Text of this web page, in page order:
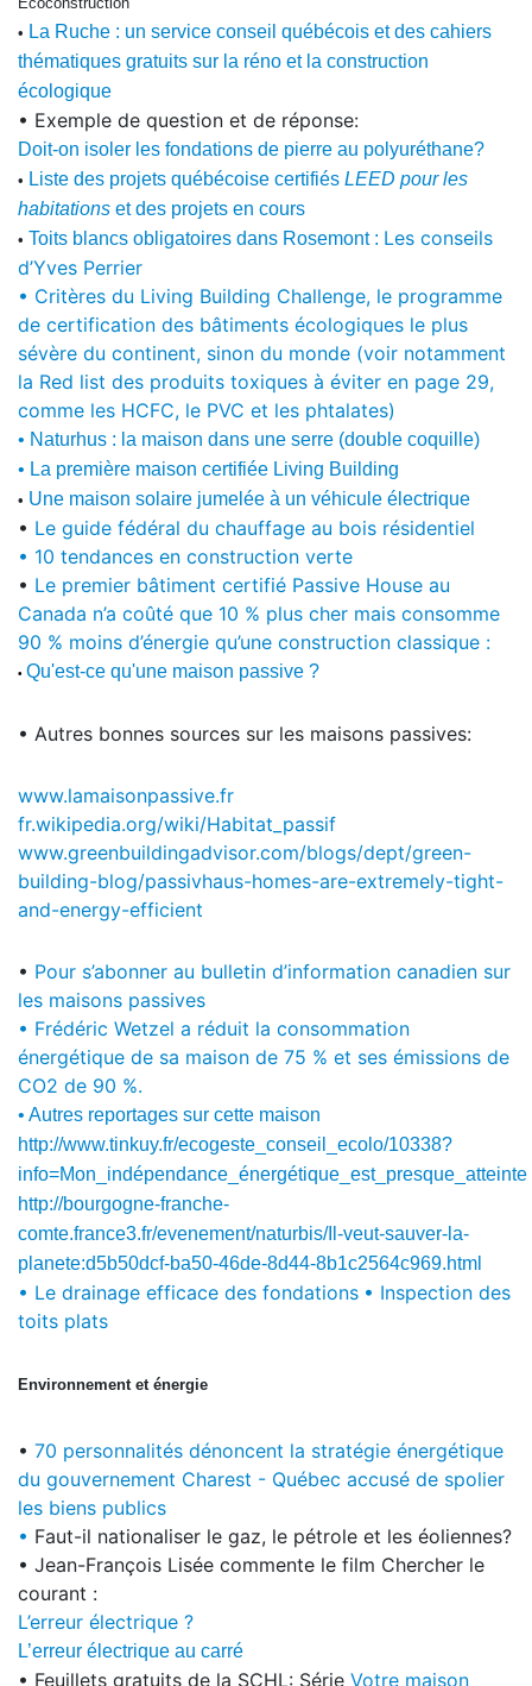
• La Ruche : un service conseil québécois et des cahiers
thématiques gratuits sur la réno et la construction
écologique
• Exemple de question et de réponse:
Doit-on isoler les fondations de pierre au polyuréthane?
• Liste des projets québécoise certifiés LEED pour les
habitations et des projets en cours
• Toits blancs obligatoires dans Rosemont : Les conseils
d’Yves Perrier
• Critères du Living Building Challenge, le programme
de certification des bâtiments écologiques le plus
sévère du continent, sinon du monde (voir notamment
la Red list des produits toxiques à éviter en page 29,
comme les HCFC, le PVC et les phtalates)
• Naturhus : la maison dans une serre (double coquille)
• La première maison certifiée Living Building
• Une maison solaire jumelée à un véhicule électrique
• Le guide fédéral du chauffage au bois résidentiel
• 10 tendances en construction verte
• Le premier bâtiment certifié Passive House au
Canada n’a coûté que 10 % plus cher mais consomme
90 % moins d’énergie qu’une construction classique :
• Qu'est-ce qu'une maison passive ?
• Autres bonnes sources sur les maisons passives:
www.lamaisonpassive.fr
fr.wikipedia.org/wiki/Habitat_passif
www.greenbuildingadvisor.com/blogs/dept/green-
building-blog/passivhaus-homes-are-extremely-tight-
and-energy-efficient
• Pour s’abonner au bulletin d’information canadien sur
les maisons passives
• Frédéric Wetzel a réduit la consommation
énergétique de sa maison de 75 % et ses émissions de
CO2 de 90 %.
• Autres reportages sur cette maison
http://www.tinkuy.fr/ecogeste_conseil_ecolo/10338?
info=Mon_indépendance_énergétique_est_presque_atteinte
http://bourgogne-franche-
comte.france3.fr/evenement/naturbis/Il-veut-sauver-la-
planete:d5b50dcf-ba50-46de-8d44-8b1c2564c969.html
• Le drainage efficace des fondations • Inspection des
toits plats
Environnement et énergie
• 70 personnalités dénoncent la stratégie énergétique
du gouvernement Charest - Québec accusé de spolier
les biens publics
• Faut-il nationaliser le gaz, le pétrole et les éoliennes?
• Jean-François Lisée commente le film Chercher le
courant :
L’erreur électrique ?
L’erreur électrique au carré
• Feuillets gratuits de la SCHL: Série Votre maison